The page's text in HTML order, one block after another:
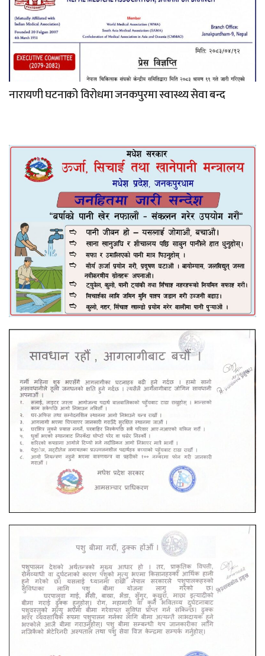
नारायणी घटनाको विरोधमा जनकपुरमा स्वास्थ्य सेवा बन्द